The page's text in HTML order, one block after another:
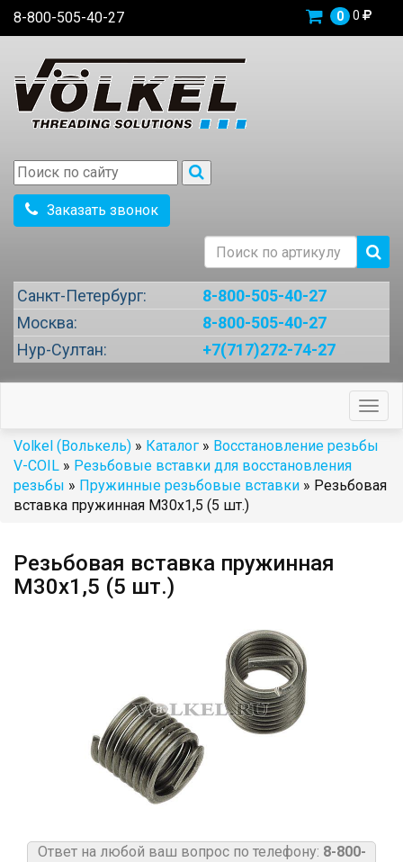
8-800-505-40-27 0 0
Заказать звонок
Санкт-Петербург:
8-800-505-40-27
Москва:
8-800-505-40-27
Нур-Султан:
+7(717)272-74-27
Volkel (Волькель) » Каталог » Восстановление резьбы
V-COIL » Резьбовые вставки для восстановления
резьбы » Пружинные резьбовые вставки » Резьбовая
вставка пружинная M30x1,5 (5 шт.)
Резьбовая вставка пружинная
M30x1,5 (5 шт.)
Ответ на любой ваш вопрос по телефону: 8-800-